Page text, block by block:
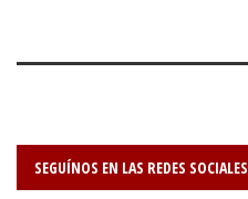
SEGUÍNOS EN LAS REDES SOCIALES